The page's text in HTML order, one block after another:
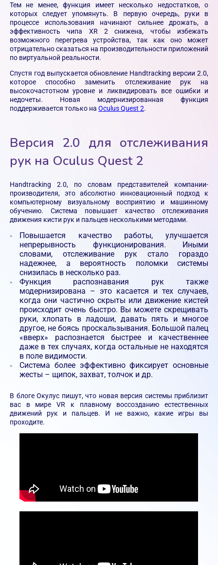
Тем не менее, функция имеет несколько недостатков, о
которых следует упомянуть. В первую очередь, руки в
процессе использования начинают сильнее дрожать, а
эффективность чипа XR 2 снижена, чтобы избежать
возможного перегрева устройства, так как оно может
отрицательно сказаться на производительности приложений
по виртуальной реальности.
Спустя год выпускается обновление Handtracking версии 2.0,
которое способно заменить отслеживание рук на
высокочастотном уровне и ликвидировать все ошибки и
недочеты. Новая модернизированная функция
поддерживается только на Oculus Quest 2.
Версия 2.0 для отслеживания
рук на Oculus Quest 2
Handtracking 2.0, по словам представителей компании-
производителя, это абсолютно инновационный подход к
компьютерному визуальному восприятию и машинному
обучению. Система повышает качество отслеживания
движения кисти рук и пальцев несколькими методами.
Повышается качество работы, улучшается
непрерывность функционирования. Иными
словами, отслеживание рук стало гораздо
надежнее, а вероятность поломки системы
снизилась в несколько раз.
Функция распознавания рук также
модернизирована – это касается и тех случаев,
когда они частично скрыты или движение кистей
происходит очень быстро. Вы можете скрещивать
руки, хлопать в ладоши, давать пять и многое
другое, не боясь проскальзывания. Большой палец
«вверх» распознается быстрее и качественнее
даже в тех случаях, когда остальные не находятся
в поле видимости.
Система более эффективно фиксирует основные
жесты – щипок, захват, толчок и др.
В блоге Окулус пишут, что новая версия системы приблизит
вас в мире VR к плавному воссозданию естественных
движений рук и пальцев. И не важно, какие игры вы
проходите.